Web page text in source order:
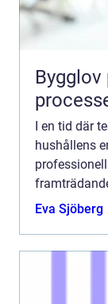
Bygglov på
I en tid där
hushållens
installerar
Eva Sjöberg